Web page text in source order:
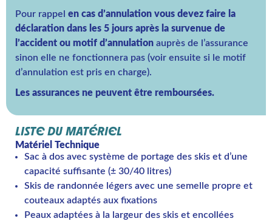
Pour rappel en cas d’annulation vous devez faire la
déclaration dans les 5 jours après la survenue de
l’accident ou motif d’annulation auprès de l’assurance
sinon elle ne fonctionnera pas (voir ensuite si le motif
d’annulation est pris en charge).
Les assurances ne peuvent être remboursées.
LISTE DU MATÉRIEL
Matériel Technique
Sac à dos avec système de portage des skis et d’une
capacité suffisante (± 30/40 litres)
Skis de randonnée légers avec une semelle propre et
couteaux adaptés aux fixations
Peaux adaptées à la largeur des skis et encollées